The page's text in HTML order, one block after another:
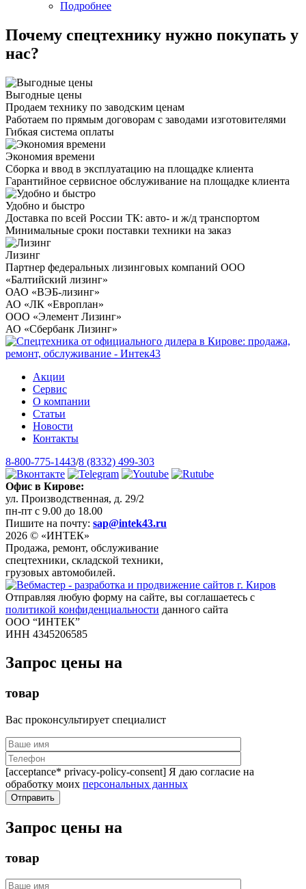
Подробнее
Почему спецтехнику нужно покупать у
нас?
Выгодные цены
Продаем технику по заводским ценам
Работаем по прямым договорам с заводами изготовителями
Гибкая система оплаты
Экономия времени
Сборка и ввод в эксплуатацию на площадке клиента
Гарантийное сервисное обслуживание на площадке клиента
Удобно и быстро
Доставка по всей России ТК: авто- и ж/д транспортом
Минимальные сроки поставки техники на заказ
Лизинг
Партнер федеральных лизинговых компаний ООО
«Балтийский лизинг»
ОАО «ВЭБ-лизинг»
АО «ЛК «Европлан»
ООО «Элемент Лизинг»
АО «Сбербанк Лизинг»
Акции
Сервис
О компании
Статьи
Новости
Контакты
8-800-775-1443/8 (8332) 499-303
Офис в Кирове:
ул. Производственная, д. 29/2
пн-пт с 9.00 до 18.00
Пишите на почту: sap@intek43.ru
2026 © «ИНТЕК»
Продажа, ремонт, обслуживание
спецтехники, складской техники,
грузовых автомобилей.
Отправляя любую форму на сайте, вы соглашаетесь с
политикой конфиденциальности данного сайта
ООО “ИНТЕК”
ИНН 4345206585
Запрос цены на
товар
Вас проконсультирует специалист
[acceptance* privacy-policy-consent] Я даю согласие на
обработку моих персональных данных
Запрос цены на
товар